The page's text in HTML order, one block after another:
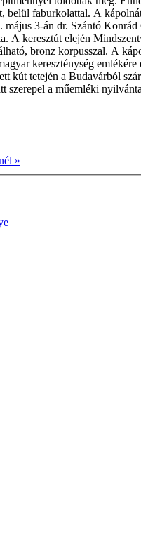
belül faburkolattal. A
május 3-án dr. Szántó
A keresztút elején
bronz korpusszal. A
kereszténység
kút tetején a Budavárból
szerepel a műemléki
»